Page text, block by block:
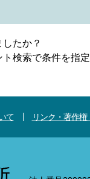
たか？
検索で条件を指
て リンク・著作権